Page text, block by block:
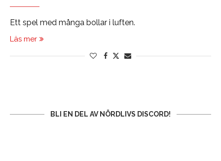
Ett spel med många bollar i luften.
Läs mer
BLI EN DEL AV NÖRDLIVS DISCORD!